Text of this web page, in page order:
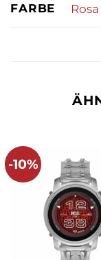
FARBE Rosa
-10%